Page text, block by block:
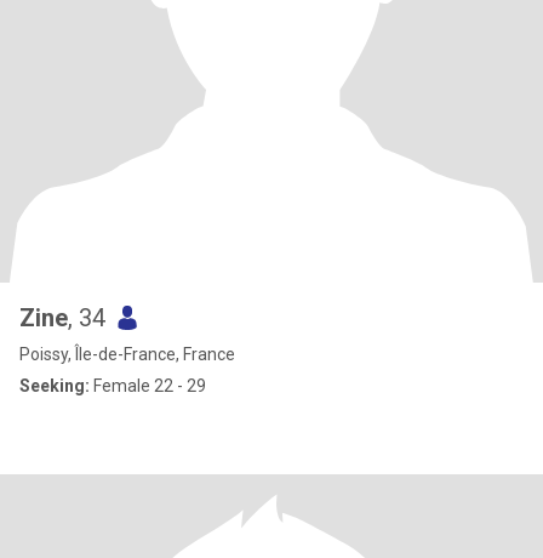
Zine, 34
Poissy, Île-de-France, France
Seeking: Female 22 - 29